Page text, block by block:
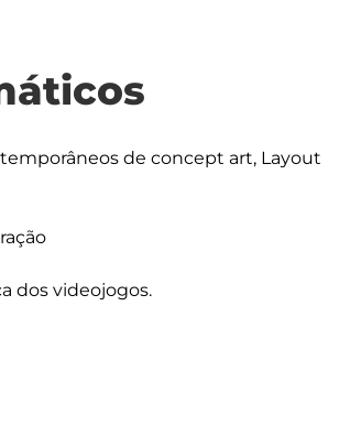
de concept art, Layout
dos videojogos.